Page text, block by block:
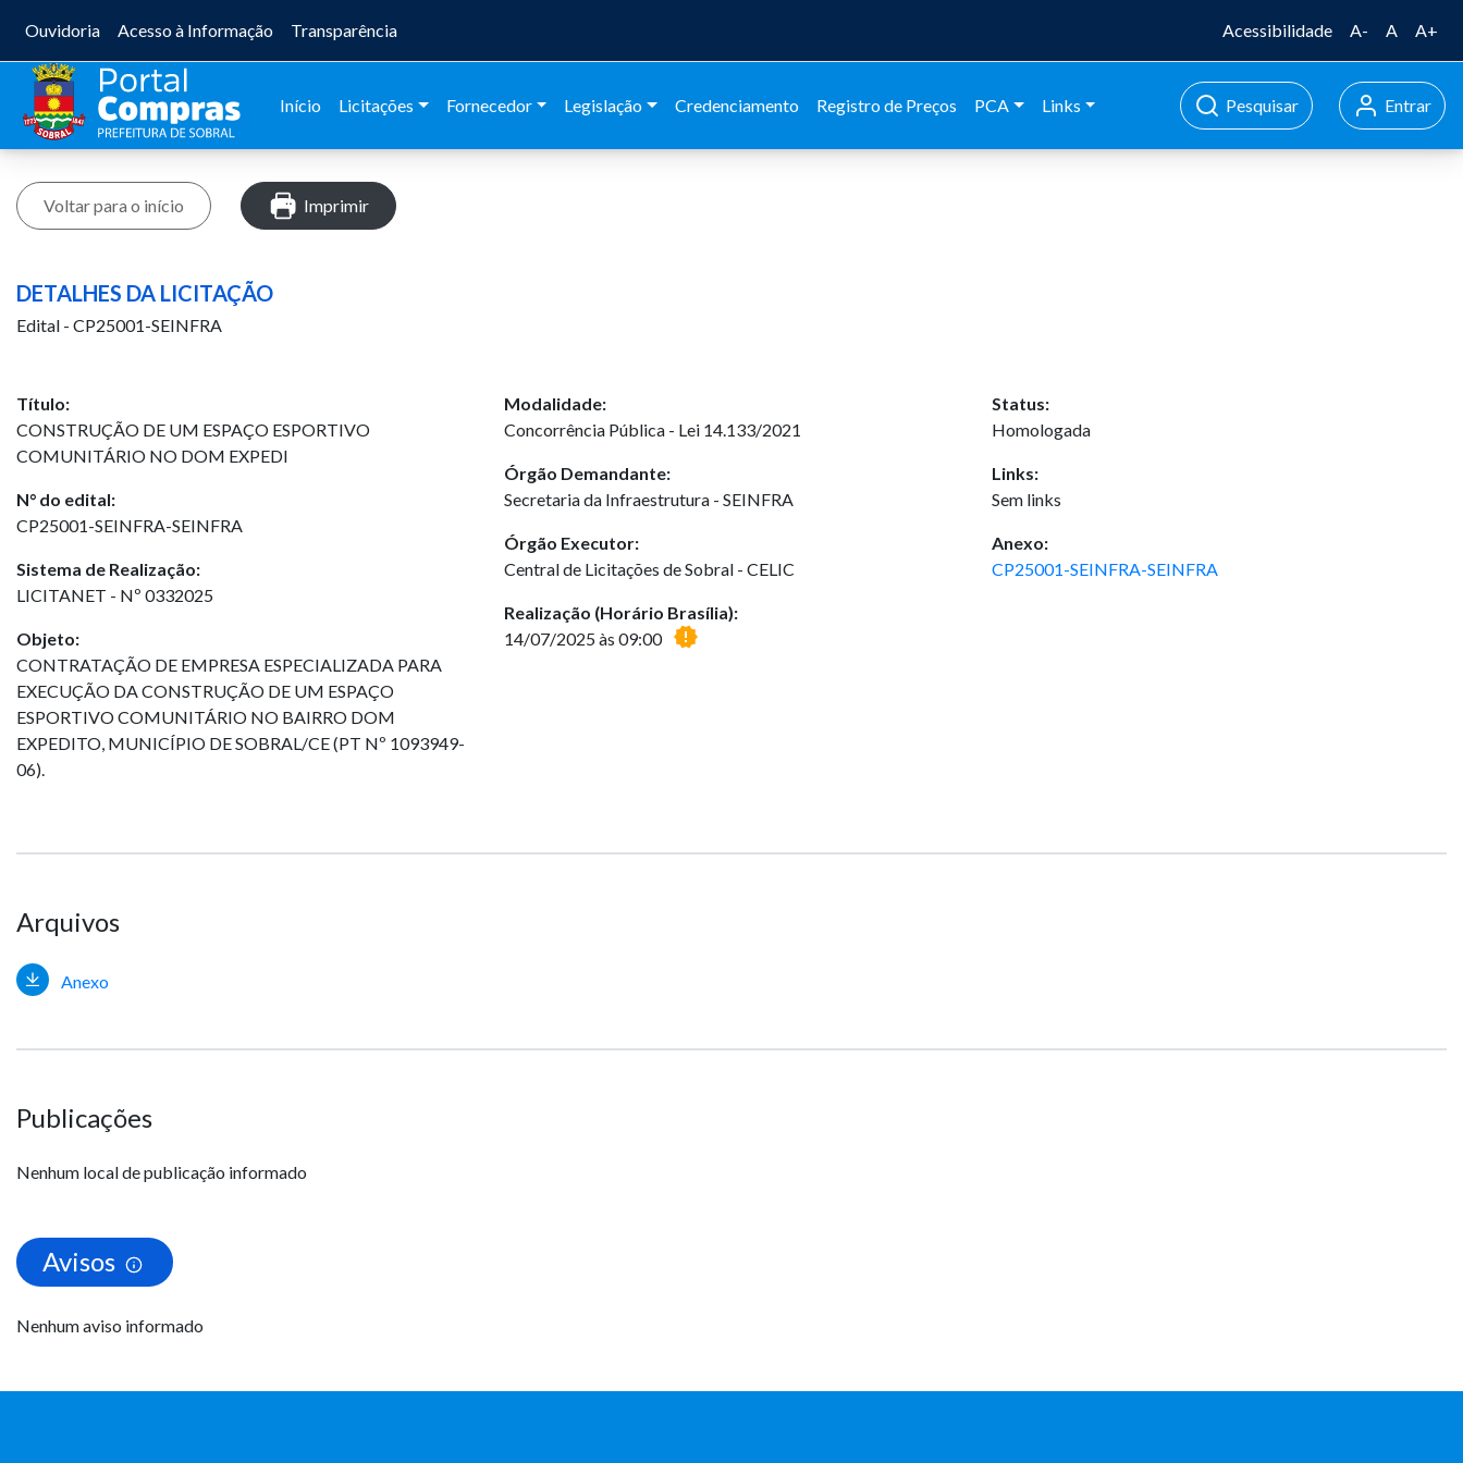
Ouvidoria Acesso à Informação Transparência Acessibilidade A- A A+
Início Licitações Fornecedor Legislação Credenciamento Registro de Preços PCA Links Pesquisar Entrar
Voltar para o início Imprimir
DETALHES DA LICITAÇÃO
Edital - CP25001-SEINFRA
Título:
CONSTRUÇÃO DE UM ESPAÇO ESPORTIVO
COMUNITÁRIO NO DOM EXPEDI
N° do edital:
CP25001-SEINFRA-SEINFRA
Sistema de Realização:
LICITANET - Nº 0332025
Objeto:
CONTRATAÇÃO DE EMPRESA ESPECIALIZADA PARA
EXECUÇÃO DA CONSTRUÇÃO DE UM ESPAÇO
ESPORTIVO COMUNITÁRIO NO BAIRRO DOM
EXPEDITO, MUNICÍPIO DE SOBRAL/CE (PT Nº 1093949-
06).
Modalidade:
Concorrência Pública - Lei 14.133/2021
Órgão Demandante:
Secretaria da Infraestrutura - SEINFRA
Órgão Executor:
Central de Licitações de Sobral - CELIC
Realização (Horário Brasília):
14/07/2025 às 09:00 new_releases
Status:
Homologada
Links:
Sem links
Anexo:
CP25001-SEINFRA-SEINFRA
Arquivos
Anexo
Publicações
Nenhum local de publicação informado
Avisos
Nenhum aviso informado